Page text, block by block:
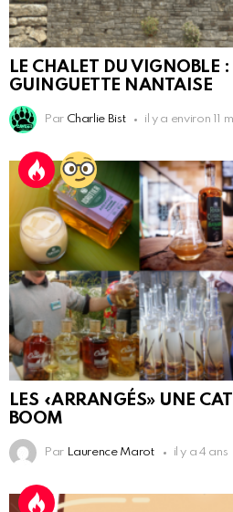
LE CHALET DU VIGNOBLE
GUINGUETTE NANTAISE
Par Charlie Bist il y a environ 11
LES «ARRANGÉS» UNE
BOOM
Par Laurence Marot il y a 4 ans